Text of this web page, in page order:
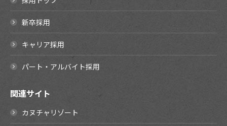
新卒採用
キャリア採用
パート・アルバイト採用
関連サイト
カヌチャリゾート